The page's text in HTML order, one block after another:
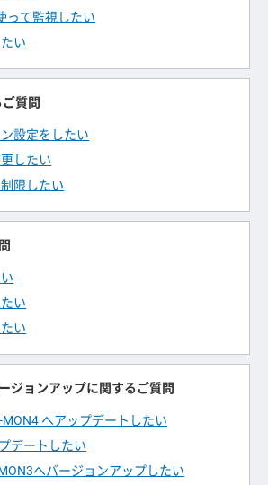
って監視したい
い
質問
設定をしたい
したい
限したい
い
い
ジョンアップに関するご質問
MON4 へアップデートしたい
デートしたい
へバージョンアップしたい